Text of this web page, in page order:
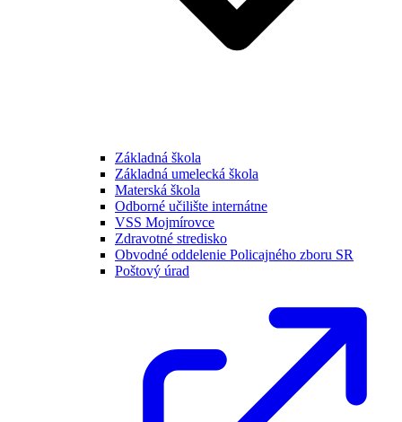
Základná škola
Základná umelecká škola
Materská škola
Odborné učilište internátne
VSS Mojmírovce
Zdravotné stredisko
Obvodné oddelenie Policajného zboru SR
Poštový úrad